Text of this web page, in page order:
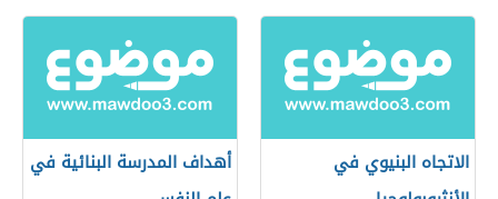
الاتجاه البنيوي في
أهداف المدرسة البنائية في